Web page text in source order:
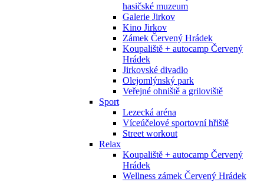
hasičské muzeum
Galerie Jirkov
Kino Jirkov
Zámek Červený Hrádek
Koupaliště + autocamp Červený
Hrádek
Jirkovské divadlo
Olejomlýnský park
Veřejné ohniště a griloviště
Sport
Lezecká aréna
Víceúčelové sportovní hřiště
Street workout
Relax
Koupaliště + autocamp Červený
Hrádek
Wellness zámek Červený Hrádek